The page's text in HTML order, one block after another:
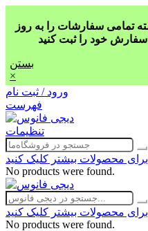
تمامی سفارشات را به روز
بستن
×
ورود / ثبت نام
فهرست
تنظیمات
No products were found.
No products were found.